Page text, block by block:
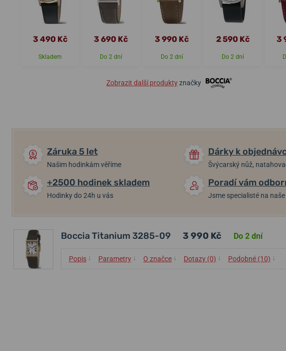
3 490 Kč
Skladem
3 690 Kč
Do 2 dní
3 990 Kč
Do 2 dní
2 590 Kč
Do 2 dní
3
Zobrazit další produktyznačky
Záruka 5 let
Našim hodinkám věříme
Dárky k
Švýcarský nůž,
+2500 hodinek skladem
Hodinky do 24h u vás
Poradí vám
Jsme specialisté na
Boccia Titanium 3285-09 3 990 Kč Do 2 dní
Popis ↓ Parametry ↓ O značce ↓ Dotazy (0) ↓ Podobné (10) ↓